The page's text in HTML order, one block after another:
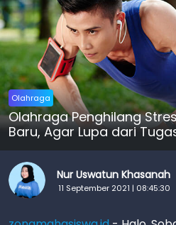
Olahraga
Olahraga Penghilang
Baru, Agar Lupa dari
Nur Uswatun Khasanah
11 September 2021 | 08:45:30